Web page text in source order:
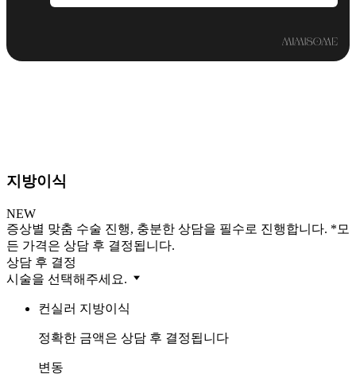
지방이식
NEW
증상별 맞춤 수술 진행, 충분한 상담을 필수로 진행합니다. *모
든 가격은 상담 후 결정됩니다.
상담 후 결정
시술을 선택해주세요.
컨실러 지방이식
정확한 금액은 상담 후 결정됩니다
변동